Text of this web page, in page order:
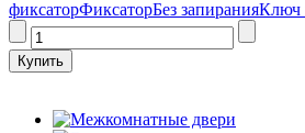
фиксаторФиксаторБез запиранияКлюч
Межкомнатные двери